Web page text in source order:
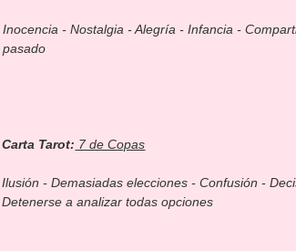
Inocencia - Nostalgia - Alegría - Infancia -
pasado
Carta Tarot: 7 de Copas
Ilusión - Demasiadas elecciones - Confusión -
Detenerse a analizar todas opciones